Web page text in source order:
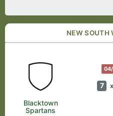
NEW SOUTH
7 x
Blacktown
Spartans